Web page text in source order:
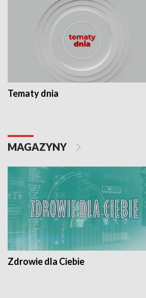
Tematy dnia
MAGAZYNY
Zdrowie dla Ciebie